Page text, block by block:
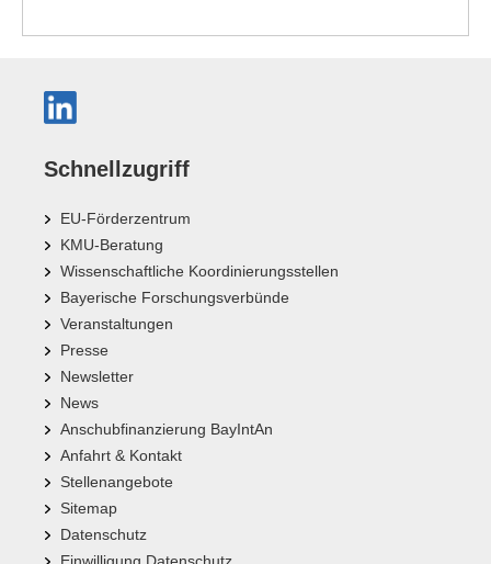
Schnellzugriff
EU-Förderzentrum
KMU-Beratung
Wissenschaftliche Koordinierungsstellen
Bayerische Forschungsverbünde
Veranstaltungen
Presse
Newsletter
News
Anschubfinanzierung BayIntAn
Anfahrt & Kontakt
Stellenangebote
Sitemap
Datenschutz
Einwilligung Datenschutz